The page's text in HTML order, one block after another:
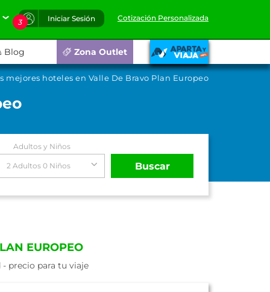
3 Iniciar Sesión Cotización Personalizada
Blog Zona Outlet
mejores hoteles en Valle De Bravo Plan Europeo
Adultos y Niños
2 Adultos 0 Niños Buscar
EUROPEO
- precio para tu viaje